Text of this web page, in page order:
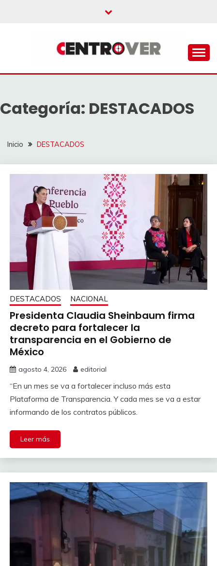
CENTROVER
NOTICIAS
Categoría: DESTACADOS
Inicio DESTACADOS
DESTACADOS NACIONAL
Presidenta Claudia Sheinbaum firma
decreto para fortalecer la
transparencia en el Gobierno de
México
agosto 4, 2026 editorial
“En un mes se va a fortalecer incluso más esta
Plataforma de Transparencia. Y cada mes se va a estar
informando de los contratos públicos.
Leer más